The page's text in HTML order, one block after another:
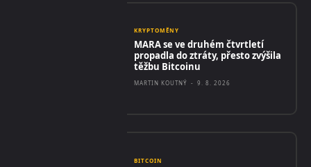
KRYPTOMĚNY
MARA se ve druhém čtvrtletí
propadla do ztráty, přesto zvýšila
těžbu Bitcoinu
MARTIN KOUTNÝ - 9. 8. 2026
BITCOIN